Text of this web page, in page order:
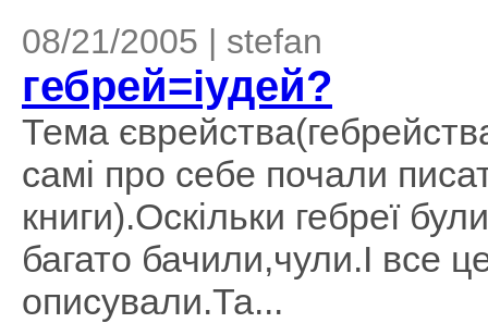
08/21/2005 | stefan
гебрей=іудей?
Тема
самі про себе почали
книги).Оскільки гебреї
багато бачили,чули.І все
описували.Та...